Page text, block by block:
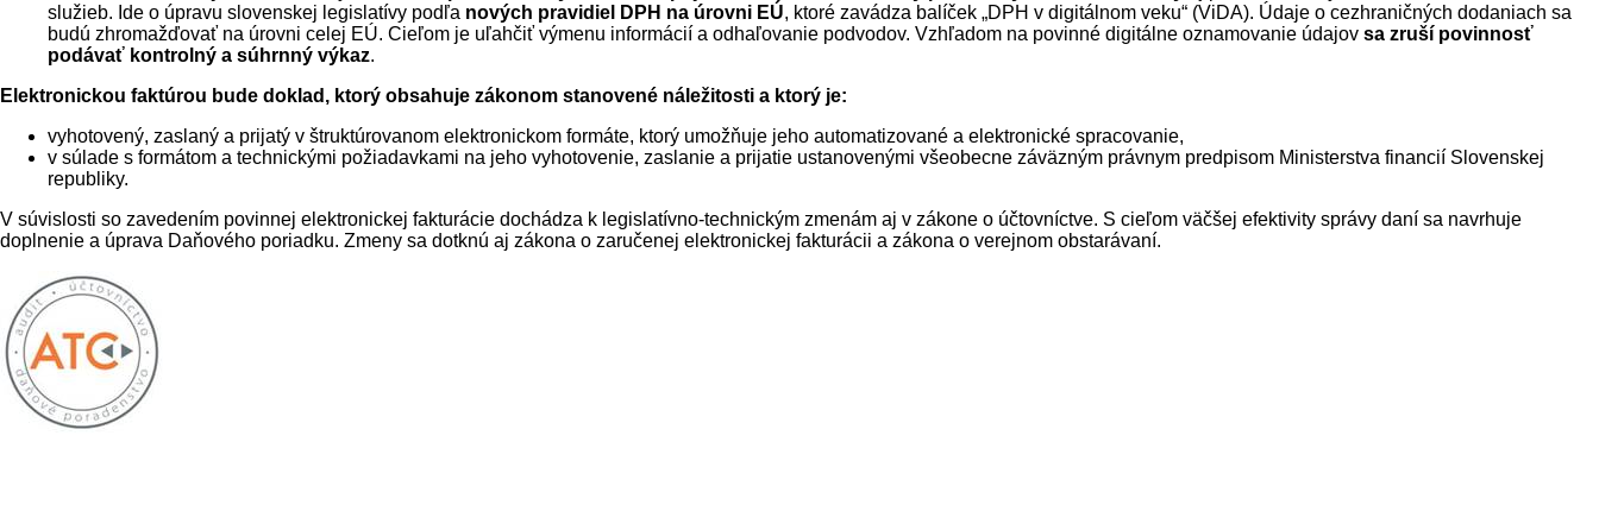
služieb. Ide o úpravu slovenskej legislatívy podľa nových pravidiel DPH na úrovni EÚ, ktoré zavádza balíček „DPH v digitálnom veku“ (ViDA). Údaje o cezhraničných dodaniach sa
budú zhromažďovať na úrovni celej EÚ. Cieľom je uľahčiť výmenu informácií a odhaľovanie podvodov. Vzhľadom na povinné digitálne oznamovanie údajov sa zruší povinnosť
podávať kontrolný a súhrnný výkaz.
Elektronickou faktúrou bude doklad, ktorý obsahuje zákonom stanovené náležitosti a ktorý je:
vyhotovený, zaslaný a prijatý v štruktúrovanom elektronickom formáte, ktorý umožňuje jeho automatizované a elektronické spracovanie,
v súlade s formátom a technickými požiadavkami na jeho vyhotovenie, zaslanie a prijatie ustanovenými všeobecne záväzným právnym predpisom Ministerstva financií Slovenskej
republiky.
V súvislosti so zavedením povinnej elektronickej fakturácie dochádza k legislatívno-technickým zmenám aj v zákone o účtovníctve. S cieľom väčšej efektivity správy daní sa navrhuje
doplnenie a úprava Daňového poriadku. Zmeny sa dotknú aj zákona o zaručenej elektronickej fakturácii a zákona o verejnom obstarávaní.